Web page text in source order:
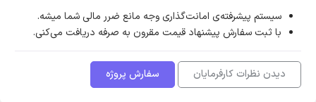
سیستم پیشرفته‌ی امانت‌گذاری وجه مانع ضرر مالی شما میشه.
با ثبت سفارش پیشنهاد قیمت مقرون به صرفه دریافت می‌کنی.
دیدن نظرات کارفرمایان سفارش پروژه